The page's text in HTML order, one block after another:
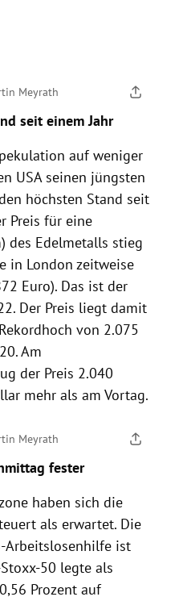
Meyrath
seit einem Jahr
auf weniger
USA seinen jüngsten
höchsten Stand seit
Preis für eine
des Edelmetalls stieg
in London zeitweise
Euro). Das ist der
Der Preis liegt damit
von 2.075
Am
der Preis 2.040
mehr als am Vortag.
Meyrath
fester
haben sich die
als erwartet. Die
Arbeitslosenhilfe ist
50 legte als
Prozent auf